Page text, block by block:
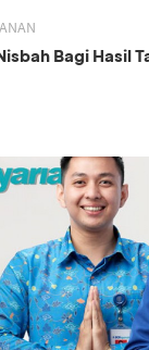
Bagi Hasil